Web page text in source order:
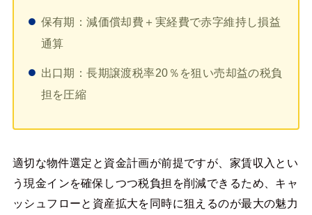
保有期：減価償却費＋実経費で赤字維持し損益
通算
出口期：長期譲渡税率20％を狙い売却益の税負
担を圧縮
適切な物件選定と資金計画が前提ですが、家賃収入とい
う現金インを確保しつつ税負担を削減できるため、キャ
ッシュフローと資産拡大を同時に狙えるのが最大の魅力